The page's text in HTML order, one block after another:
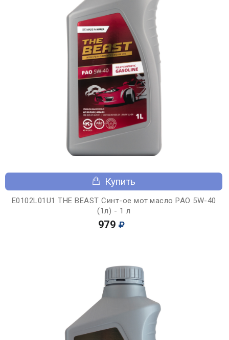
Купить
E0102L01U1 THE BEAST Синт-ое мот.масло PAO 5W-40
(1л) - 1 л
979